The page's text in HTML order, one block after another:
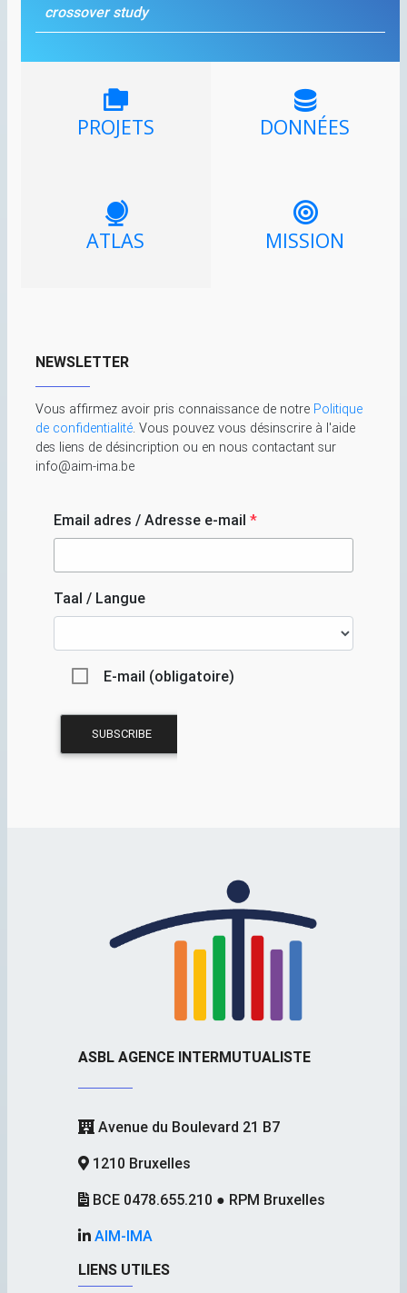
crossover study
PROJETS DONNÉES
ATLAS MISSION
NEWSLETTER
Vous affirmez avoir pris connaissance de notre Politique
de confidentialité. Vous pouvez vous désinscrire à l'aide
des liens de désincription ou en nous contactant sur
info@aim-ima.be
Email adres / Adresse e-mail *
Taal / Langue
E-mail (obligatoire)
ASBL AGENCE INTERMUTUALISTE
Avenue du Boulevard 21 B7
1210 Bruxelles
BCE 0478.655.210 ● RPM Bruxelles
AIM-IMA
LIENS UTILES